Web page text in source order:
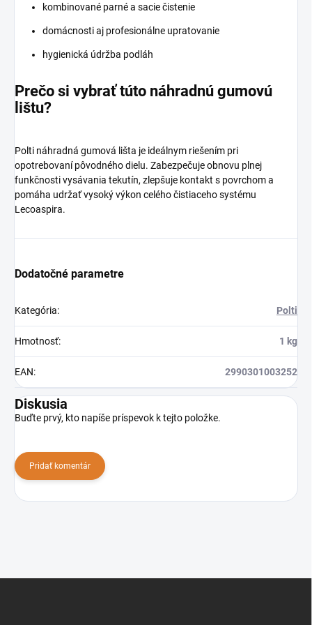
kombinované parné a sacie čistenie
domácnosti aj profesionálne upratovanie
hygienická údržba podláh
Prečo si vybrať túto náhradnú gumovú
lištu?
Polti náhradná gumová lišta je ideálnym riešením pri
opotrebovaní pôvodného dielu. Zabezpečuje obnovu plnej
funkčnosti vysávania tekutín, zlepšuje kontakt s povrchom a
pomáha udržať vysoký výkon celého čistiaceho systému
Lecoaspira.
Dodatočné parametre
Kategória: Polti
Hmotnosť: 1 kg
EAN: 2990301003252
Diskusia
Buďte prvý, kto napíše príspevok k tejto položke.
Pridať komentár